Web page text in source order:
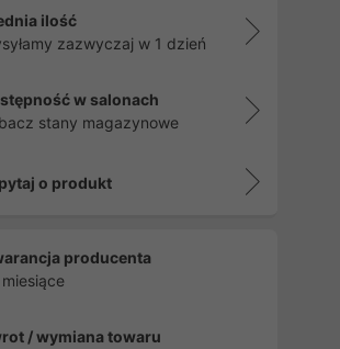
ilość
zazwyczaj w 1 dzień
w salonach
stany magazynowe
o produkt
producenta
/ wymiana towaru